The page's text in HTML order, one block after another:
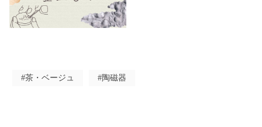
#茶・ベージュ #陶磁器